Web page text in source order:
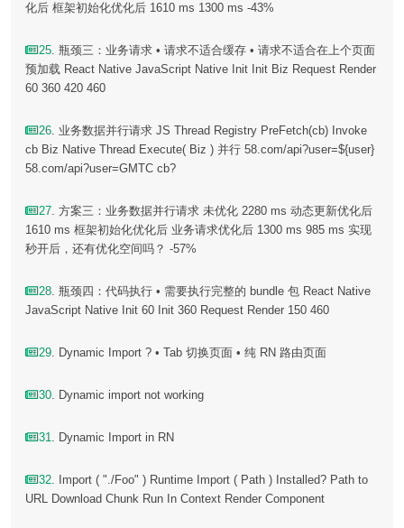
化后 框架初始化优化后 1610 ms 1300 ms -43%
25. 瓶颈三：业务请求 • 请求不适合缓存 • 请求不适合在上个⻚面
预加载 React Native JavaScript Native Init Init Biz Request Render
60 360 420 460
26. 业务数据并行请求 JS Thread Registry PreFetch(cb) Invoke
cb Biz Native Thread Execute( Biz ) 并行 58.com/api?user=${user}
58.com/api?user=GMTC cb?
27. 方案三：业务数据并行请求 未优化 2280 ms 动态更新优化后
1610 ms 框架初始化优化后 业务请求优化后 1300 ms 985 ms 实现
秒开后，还有优化空间吗？ -57%
28. 瓶颈四：代码执行 • 需要执行完整的 bundle 包 React Native
JavaScript Native Init 60 Init 360 Request Render 150 460
29. Dynamic Import ? • Tab 切换⻚面 • 纯 RN 路由⻚面
30. Dynamic import not working
31. Dynamic Import in RN
32. Import ( "./Foo" ) Runtime Import ( Path ) Installed? Path to
URL Download Chunk Run In Context Render Component